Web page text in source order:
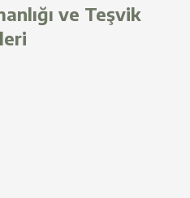
ve Teşvik